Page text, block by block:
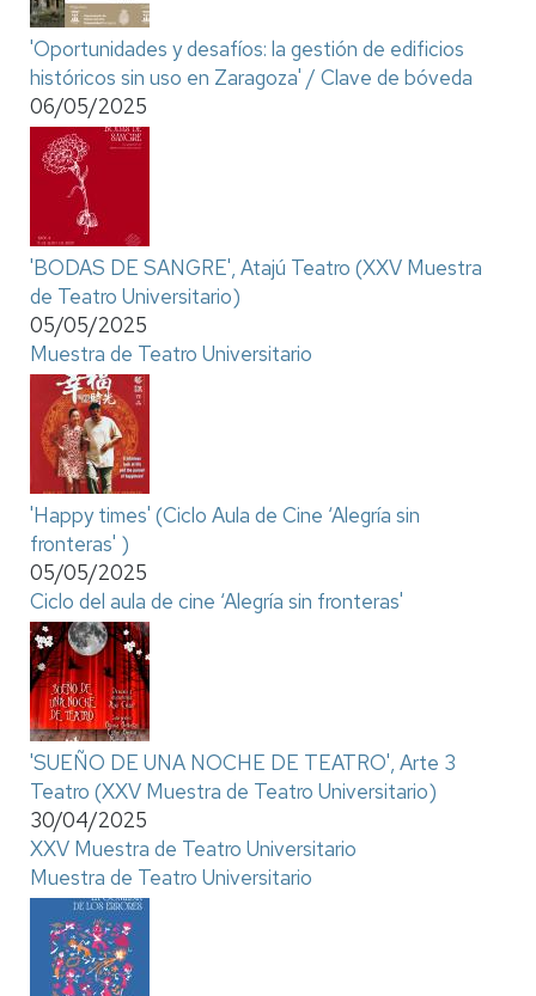
'Oportunidades y desafíos: la gestión de edificios
históricos sin uso en Zaragoza' / Clave de bóveda
06/05/2025
'BODAS DE SANGRE', Atajú Teatro (XXV Muestra
de Teatro Universitario)
05/05/2025
Muestra de Teatro Universitario
'Happy times' (Ciclo Aula de Cine ‘Alegría sin
fronteras' )
05/05/2025
Ciclo del aula de cine ‘Alegría sin fronteras'
'SUEÑO DE UNA NOCHE DE TEATRO', Arte 3
Teatro (XXV Muestra de Teatro Universitario)
30/04/2025
XXV Muestra de Teatro Universitario
Muestra de Teatro Universitario